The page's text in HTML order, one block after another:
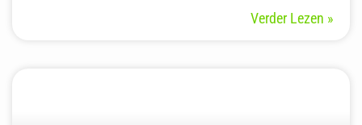
Verder Lezen »